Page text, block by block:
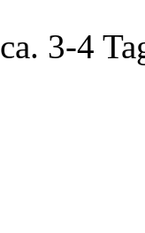
ca. 3-4